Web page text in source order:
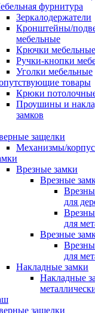
фурнитура
Зеркалодержатели
Кронштейны/
мебельные
Крючки мебельные
Ручки-кнопки
Уголки мебельные
товары
Крюки
Проушины и
замков
защелки
Механизмы/
Врезные замки
Врезные
для
для
Врезные
для
Накладные замки
Накладные
защелки